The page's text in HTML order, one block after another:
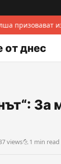
призовават
от днес
views 1 min read